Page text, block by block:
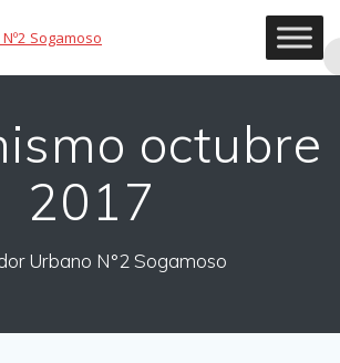
to
octubre
2017
Urbano N°2 Sogamoso